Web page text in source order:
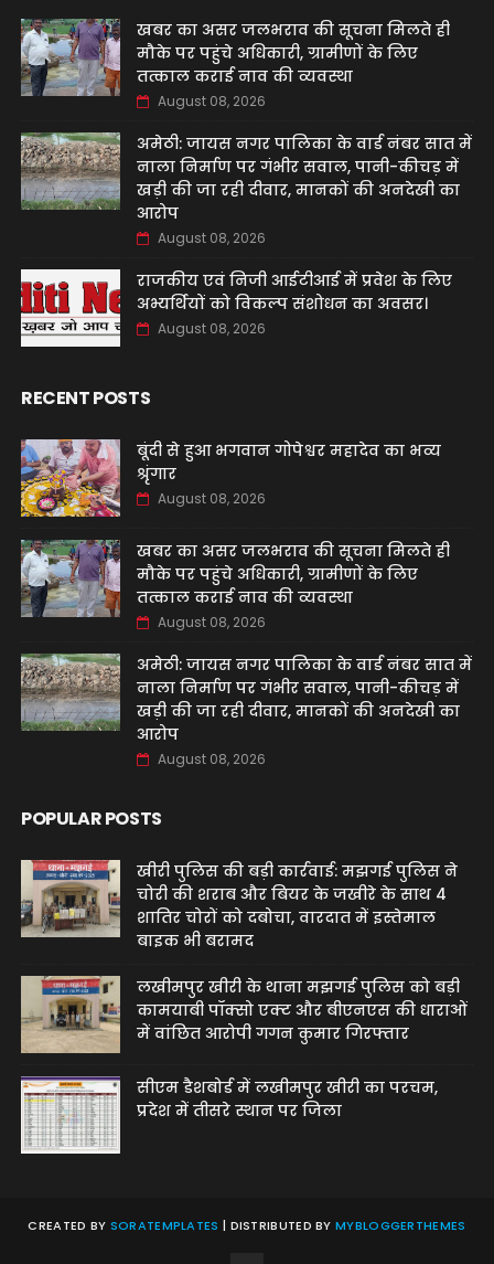
खबर का असर जलभराव की सूचना मिलते ही
मौके पर पहुंचे अधिकारी, ग्रामीणों के लिए
तत्काल कराई नाव की व्यवस्था
August 08, 2026
अमेठी: जायस नगर पालिका के वार्ड नंबर सात में
नाला निर्माण पर गंभीर सवाल, पानी-कीचड़ में
खड़ी की जा रही दीवार, मानकों की अनदेखी का
आरोप
August 08, 2026
‌राजकीय एवं निजी आईटीआई में प्रवेश के लिए
अभ्यर्थियों को विकल्प संशोधन का अवसर।
August 08, 2026
RECENT POSTS
बूंदी से हुआ भगवान गोपेश्वर महादेव का भव्य
श्रृंगार
August 08, 2026
खबर का असर जलभराव की सूचना मिलते ही
मौके पर पहुंचे अधिकारी, ग्रामीणों के लिए
तत्काल कराई नाव की व्यवस्था
August 08, 2026
अमेठी: जायस नगर पालिका के वार्ड नंबर सात में
नाला निर्माण पर गंभीर सवाल, पानी-कीचड़ में
खड़ी की जा रही दीवार, मानकों की अनदेखी का
आरोप
August 08, 2026
POPULAR POSTS
खीरी पुलिस की बड़ी कार्रवाई: मझगई पुलिस ने
चोरी की शराब और बियर के जखीरे के साथ 4
शातिर चोरों को दबोचा, वारदात में इस्तेमाल
बाइक भी बरामद
लखीमपुर खीरी के थाना मझगई पुलिस को बड़ी
कामयाबी पॉक्सो एक्ट और बीएनएस की धाराओं
में वांछित आरोपी गगन कुमार गिरफ्तार
सीएम डैशबोर्ड में लखीमपुर खीरी का परचम,
प्रदेश में तीसरे स्थान पर जिला
CREATED BY SORATEMPLATES | DISTRIBUTED BYMYBLOGGERTHEMES